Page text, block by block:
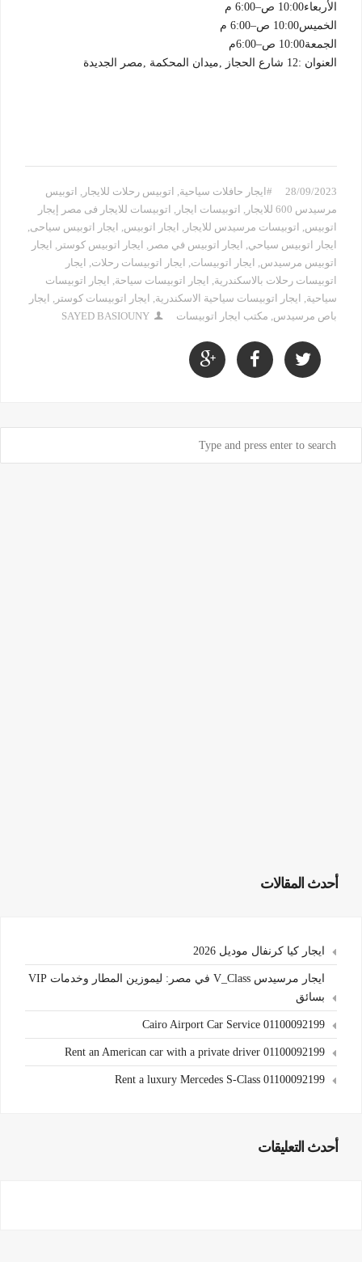
الأربعاء10:00 ص–6:00 م
الخميس10:00 ص–6:00 م
الجمعة10:00 ص–6:00م
العنوان :12 شارع الحجاز ,ميدان المحكمة ,مصر الجديدة
28/09/2023 #ايجار حافلات سياحية, اتوبيس رحلات للايجار , اتوبيس
مرسيدس 600 للايجار
, اتوبيسات ايجار , اتوبيسات للايجار فى مصر إيجار
اتوبيس, اتوبيسات مرسيدس للايجار , ايجار اتوبيس, ايجار اتوبيس سياحى,
ايجار اتوبيس سياحي, ايجار اتوبيس في مصر , ايجار اتوبيس كوستر , ايجار
اتوبيس مرسيدس, ايجار اتوبيسات, ايجار اتوبيسات رحلات, ايجار
اتوبيسات رحلات بالاسكندرية, ايجار اتوبيسات سياحة, ايجار اتوبيسات
سياحية, ايجار اتوبيسات سياحية الاسكندرية, ايجار اتوبيسات كوستر , ايجار
باص مرسيدس, مكتب ايجار اتوبيسات SAYED BASIOUNY
أحدث المقالات
ايجار كيا كرنفال موديل 2026
ايجار مرسيدس V_Class في مصر: ليموزين المطار وخدمات VIP
بسائق
Cairo Airport Car Service 01100092199
Rent an American car with a private driver 01100092199
Rent a luxury Mercedes S-Class 01100092199
أحدث التعليقات